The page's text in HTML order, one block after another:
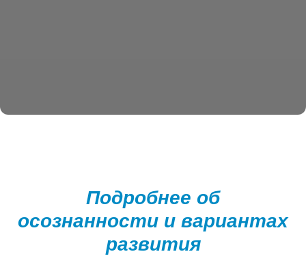
Подробнее об
осознанности и вариантах
развития